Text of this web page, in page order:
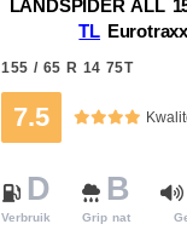
LANDSPIDER ALL
TL
155 / 65 R 14 75T
7.5
D
Verbruik
B
Grip nat